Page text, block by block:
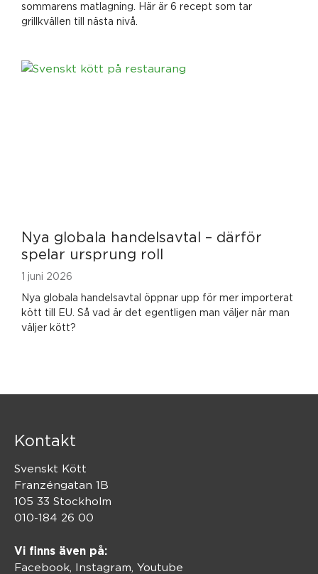
sommarens matlagning. Här är 6 recept som tar
grillkvällen till nästa nivå.
Nya globala handelsavtal – därför
spelar ursprung roll
1 juni 2026
Nya globala handelsavtal öppnar upp för mer importerat
kött till EU. Så vad är det egentligen man väljer när man
väljer kött?
Kontakt
Svenskt Kött
Franzéngatan 1B
105 33 Stockholm
010-184 26 00
Vi finns även på:
Facebook, Instagram Youtube